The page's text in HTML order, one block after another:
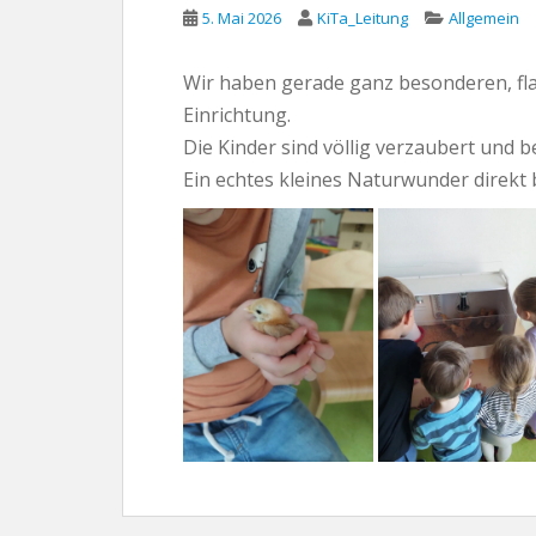
5. Mai 2026 KiTa_Leitung Allgemein
Wir haben gerade ganz besonderen,
Einrichtung.
Die Kinder sind völlig verzaubert und
Ein echtes kleines Naturwunder direkt